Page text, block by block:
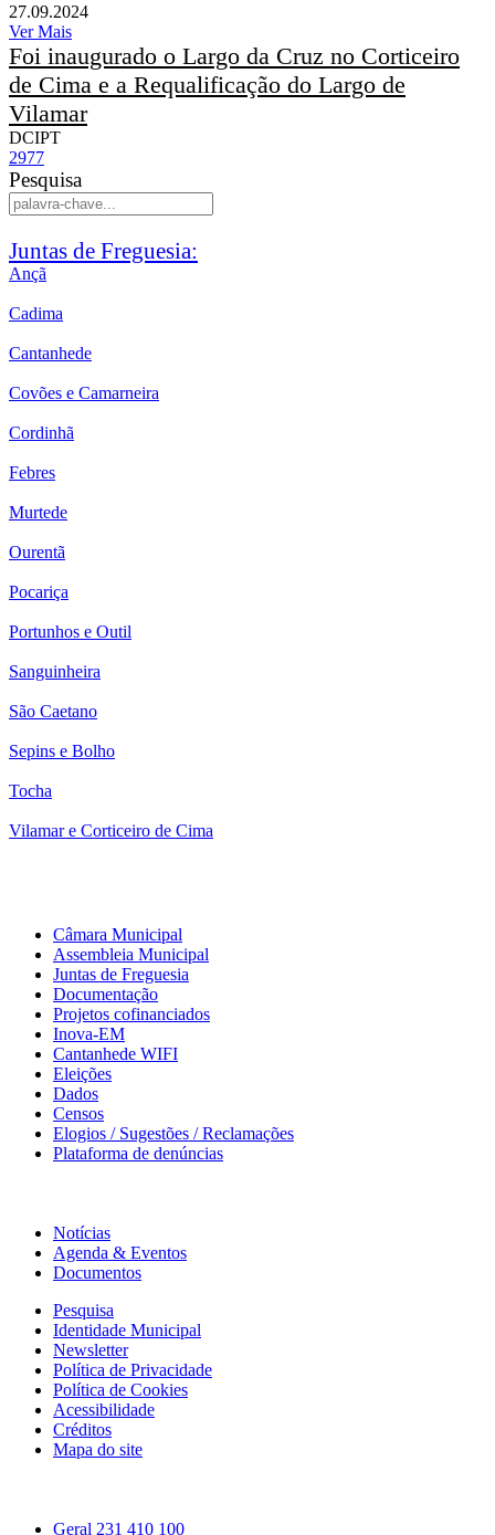
27.09.2024
Ver Mais
Foi inaugurado o Largo da Cruz no Corticeiro
de Cima e a Requalificação do Largo de
Vilamar
DCIPT
2977
Pesquisa
Juntas de Freguesia:
Ançã
Cadima
Cantanhede
Covões e Camarneira
Cordinhã
Febres
Murtede
Ourentã
Pocariça
Portunhos e Outil
Sanguinheira
São Caetano
Sepins e Bolho
Tocha
Vilamar e Corticeiro de Cima
Câmara Municipal
Assembleia Municipal
Juntas de Freguesia
Documentação
Projetos cofinanciados
Inova-EM
Cantanhede WIFI
Eleições
Dados
Censos
Elogios / Sugestões / Reclamações
Plataforma de denúncias
Notícias
Agenda & Eventos
Documentos
Pesquisa
Identidade Municipal
Newsletter
Política de Privacidade
Política de Cookies
Acessibilidade
Créditos
Mapa do site
Geral 231 410 100